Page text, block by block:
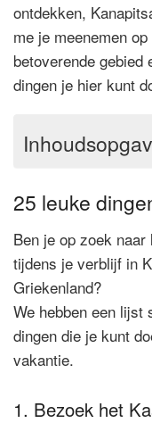
ontdekken,
me je meenemen
betoverende
dingen je hier kunt
25 leuke
Ben je op zoek
tijdens je verblijf in
Griekenland?
We hebben een lijst
dingen die je kunt
vakantie.
1. Bezoek het